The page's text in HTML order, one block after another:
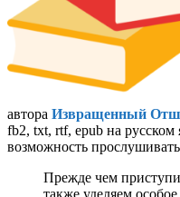
автора Извращенный
fb2, txt, rtf, epub на
возможность
Прежде чем
также уделяем